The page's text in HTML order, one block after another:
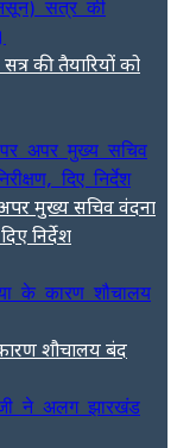
की तैयारियों को
मुख्य सचिव वंदना
निर्देश
शौचालय बंद